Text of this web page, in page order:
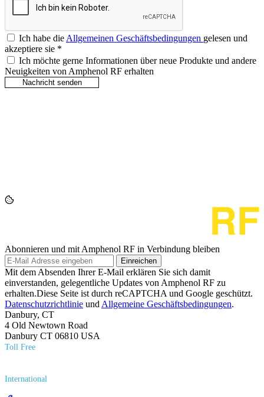
Ich habe die Allgemeinen Geschäftsbedingungen gelesen und
akzeptiere sie *
Ich möchte gerne Informationen über neue Produkte und andere
Neuigkeiten von Amphenol RF erhalten
Abonnieren und mit Amphenol RF in Verbindung bleiben
Einreichen
Mit dem Absenden Ihrer E-Mail erklären Sie sich damit
einverstanden, gelegentliche Updates von Amphenol RF zu
erhalten.Diese Seite ist durch reCAPTCHA und Google geschützt.
Datenschutzrichtlinie und Allgemeine Geschäftsbedingungen.
Danbury, CT
4 Old Newtown Road
Danbury CT 06810 USA
Toll Free
International